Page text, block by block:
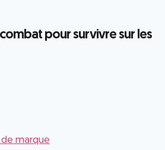
pour survivre sur les
marque